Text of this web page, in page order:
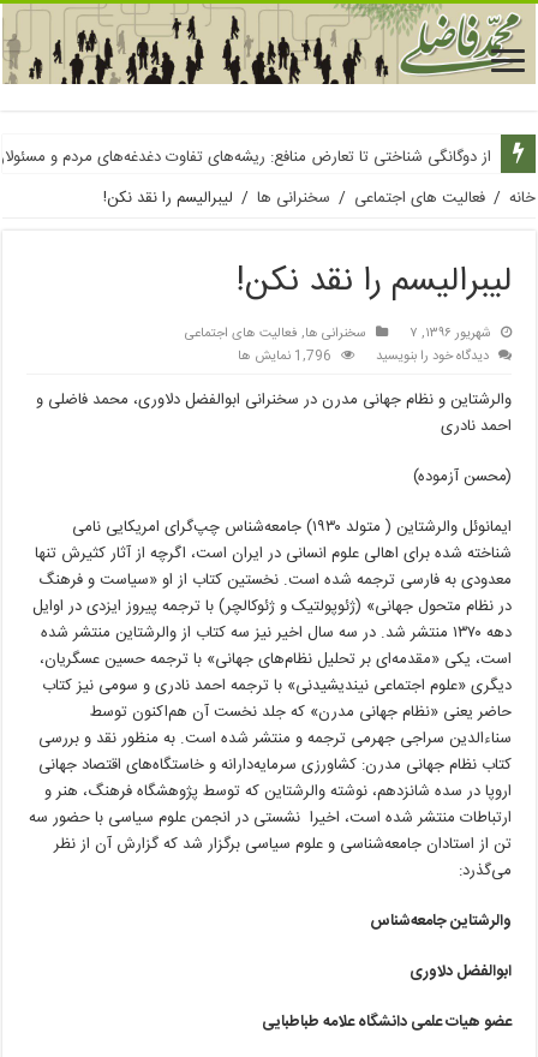
از دوگانگی شناختی تا تعارض منافع: ریشه‌های تفاوت دغدغه‌های مردم و
در کاربرد فروپاشی محتاط‌تر باشیم: چارچوب‌هایی برای اندیشیدن، سؤالاتی
خانه / فعالیت های اجتماعی / سخنرانی ها / لیبرالیسم را نقد نکن!
لیبرالیسم را نقد نکن!
شهریور ۱۳۹۶, ۷ سخنرانی ها, فعالیت های اجتماعی
دیدگاه خود را بنویسید
1,796 نمایش ها
والرشتاین و نظام جهانی مدرن در سخنرانی ابوالفضل دلاوری، محمد فاضلی و
احمد نادری
(محسن آزموده)
ایمانوئل والرشتاین ( متولد ١٩٣٠) جامعه‌شناس چپ‌گرای امریکایی نامی
شناخته شده برای اهالی علوم انسانی در ایران است، اگرچه از آثار کثیرش تنها
معدودی به فارسی ترجمه شده است. نخستین کتاب از او «سیاست و فرهنگ
در نظام متحول جهانی» (ژئوپولتیک و ژئوکالچر) با ترجمه پیروز ایزدی در اوایل
دهه ١٣٧٠ منتشر شد. در سه سال اخیر نیز سه کتاب از والرشتاین منتشر شده
است، یکی «مقدمه‌ای بر تحلیل نظام‌های جهانی» با ترجمه حسین عسگریان،
دیگری «علوم اجتماعی نیندیشیدنی» با ترجمه احمد نادری و سومی نیز کتاب
حاضر یعنی «نظام جهانی مدرن» که جلد نخست آن هم‌اکنون توسط
سناءالدین سراجی جهرمی ترجمه و منتشر شده است. به منظور نقد و بررسی
کتاب نظام جهانی مدرن: کشاورزی سرمایه‌دارانه و خاستگاه‌های اقتصاد جهانی
اروپا در سده شانزدهم، نوشته والرشتاین که توسط پژوهشگاه فرهنگ، هنر و
ارتباطات منتشر شده است، اخیرا نشستی در انجمن علوم سیاسی با حضور سه
تن از استادان جامعه‌شناسی و علوم سیاسی برگزار شد که گزارش آن از نظر
می‌گذرد:
والرشتاین جامعه‌شناس
ابوالفضل دلاوری
عضو هیات علمی دانشگاه علامه طباطبایی